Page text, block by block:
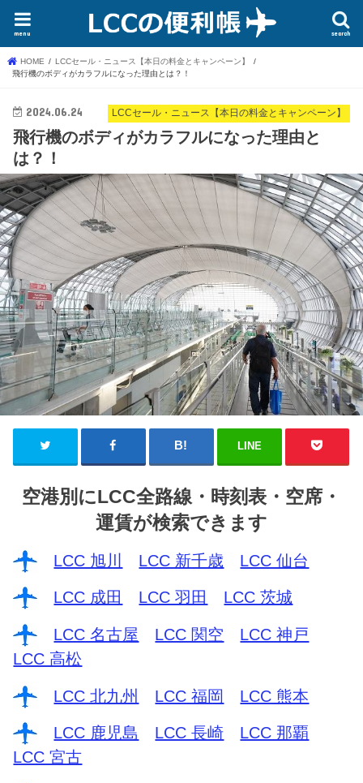
search
menu
HOME
LCCセール・ニュース【本日の料金とキャンペーン】
飛行機のボディがカラフルになった理由とは？！
LCCセール・ニュース【本日の料金とキャンペーン】
2024.06.24
飛行機のボディがカラフルになった理由と
は？！
LINE
空港別にLCC全路線・時刻表・空席・
運賃が検索できます
LCC 旭川 LCC 新千歳 LCC 仙台
LCC 成田 LCC 羽田 LCC 茨城
LCC 名古屋 LCC 関空
LCC 神戸
LCC 高松
LCC 北九州 LCC 福岡 LCC 熊本
LCC 鹿児島 LCC 長崎
LCC 那覇
LCC 宮古